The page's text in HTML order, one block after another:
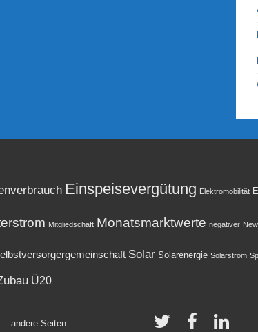
Einspeisevergütung Elektromobilität
Mitgliedschaft Monatsmarktwerte negativer
Solar Solarenergie Solarstrom
Ü20
andere Seiten